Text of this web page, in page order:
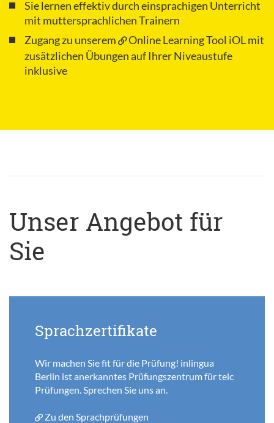
Sie lernen effektiv durch einsprachigen Unterricht
mit muttersprachlichen Trainern
Zugang zu unserem
Online Learning Tool iOLmit
zusätzlichen Übungen auf Ihrer Niveaustufe
inklusive
Unser Angebot für
Sie
Sprachzertifikate
Wir machen Sie fit für die Prüfung! inlingua
Berlin ist anerkanntes Prüfungszentrum für telc
Prüfungen. Sprechen Sie uns an.
Zu den Sprachprüfungen